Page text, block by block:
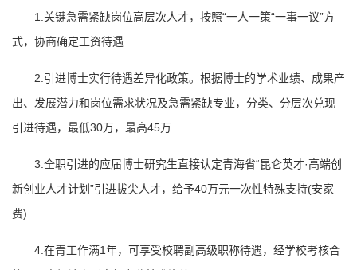
1.关键急需紧缺岗位高层次人才，按照“一人一策“一事一议”方
式，协商确定工资待遇
2.引进博士实行待遇差异化政策。根据博士的学术业绩、成果产
出、发展潜力和岗位需求状况及急需紧缺专业，分类、分层次兑现
引进待遇，最低30万，最高45万
3.全职引进的应届博士研究生直接认定青海省“昆仑英才·高端创
新创业人才计划”引进拔尖人才，给予40万元一次性特殊支持(安家
费)
4.在青工作满1年，可享受校聘副高级职称待遇，经学校考核合